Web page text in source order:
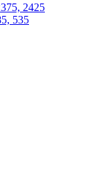
2425
535